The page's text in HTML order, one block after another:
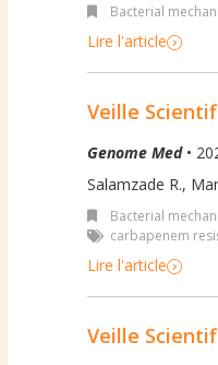
Bacterial
Lire l'article
Veille
Genome Med•
Salamzade R.,
Bacterial
carbapenem
Lire l'article
Veille